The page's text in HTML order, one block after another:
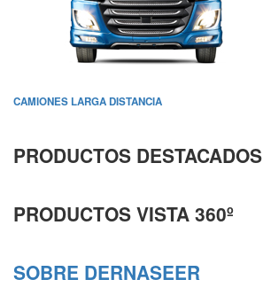
CAMIONES LARGA DISTANCIA
PRODUCTOS DESTACADOS
PRODUCTOS VISTA 360º
SOBRE DERNASEER